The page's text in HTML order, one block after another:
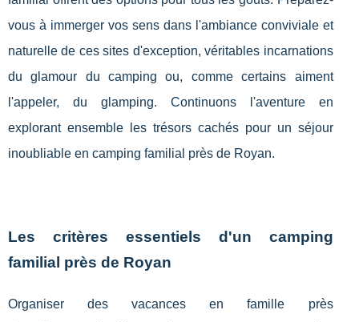
vous à immerger vos sens dans l'ambiance conviviale et
naturelle de ces sites d'exception, véritables incarnations
du glamour du camping ou, comme certains aiment
l'appeler, du glamping. Continuons l'aventure en
explorant ensemble les trésors cachés pour un séjour
inoubliable en camping familial près de Royan.
Les critères essentiels d'un camping
familial près de Royan
Organiser des vacances en famille près